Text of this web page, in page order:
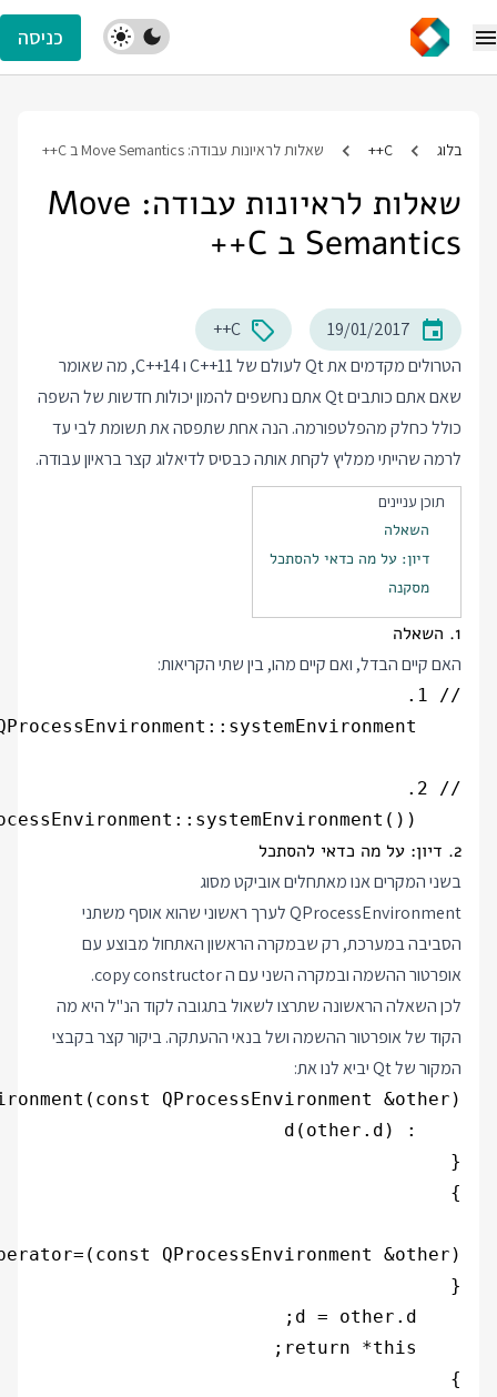
כניסה
בלוג C++ שאלות לראיונות עבודה: Move Semantics ב C++
שאלות לראיונות עבודה: Move
Semantics ב C++
19/01/2017
C++
הטרולים מקדמים את Qt לעולם של C++11 ו C++14, מה שאומר
שאם אתם כותבים Qt אתם נחשפים להמון יכולות חדשות של השפה
כולל כחלק מהפלטפורמה. הנה אחת שתפסה את תשומת לבי עד
לרמה שהייתי ממליץ לקחת אותה כבסיס לדיאלוג קצר בראיון עבודה.
תוכן עניינים
השאלה
דיון: על מה כדאי להסתכל
מסקנה
1. השאלה
האם קיים הבדל, ואם קיים מהו, בין שתי הקריאות:
2. דיון: על מה כדאי להסתכל
בשני המקרים אנו מאתחלים אוביקט מסוג
QProcessEnvironment לערך ראשוני שהוא אוסף משתני
הסביבה במערכת, רק שבמקרה הראשון האתחול מבוצע עם
אופרטור ההשמה ובמקרה השני עם ה copy constructor.
לכן השאלה הראשונה שתרצו לשאול בתגובה לקוד הנ"ל היא מה
הקוד של אופרטור ההשמה ושל בנאי ההעתקה. ביקור קצר בקבצי
המקור של Qt יביא לנו את: